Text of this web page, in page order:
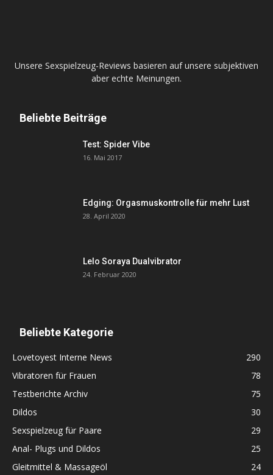
Unsere Sexspielzeug-Reviews basieren auf unsere subjektiven
aber echte Meinungen.
Beliebte Beiträge
Test: Spider Vibe
16. Mai 2017
Edging: Orgasmuskontrolle für mehr Lust
28. April 2020
Lelo Soraya Dualvibrator
24. Februar 2020
Beliebte Kategorie
Lovetoyest Interne News
290
Vibratoren für Frauen
78
Testberichte Archiv
75
Dildos
30
Sexspielzeug für Paare
29
Anal- Plugs und Dildos
25
Gleitmittel & Massageöl
24